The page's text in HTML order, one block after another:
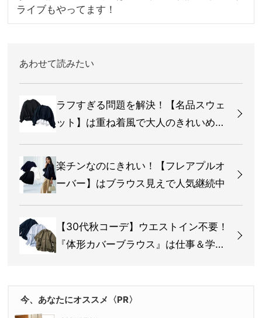
ライブもやってます！
あわせて読みたい
ラフすぎる問題を解決！【名品スウェ
ット】は重ね着風で大人のきれいめコ
楽チンなのにきれい！【フレアプルオ
ーバー】はブラウス見えで人気継続中
【30代秋コーデ】ウエストイン不要！
『体形カバーブラウス』は仕事＆学校
今、あなたにオススメ〈PR〉